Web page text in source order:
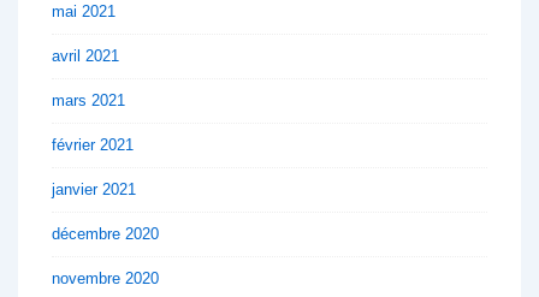
mai 2021
avril 2021
mars 2021
février 2021
janvier 2021
décembre 2020
novembre 2020